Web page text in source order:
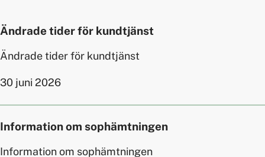
Ändrade tider för kundtjänst
Ändrade tider för kundtjänst
30 juni 2026
Information om sophämtningen
Information om sophämtningen